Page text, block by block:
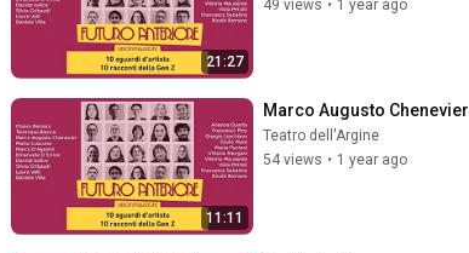
21:27
49 views • 1 year ago
11:11
Marco Augusto Chenevier
Teatro dell'Argine
54 views • 1 year ago